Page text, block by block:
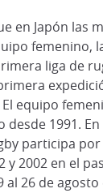
en Japón las
femenino,
liga de
equipo
desde 1991.
participa
y 2002 en el
al 26 de